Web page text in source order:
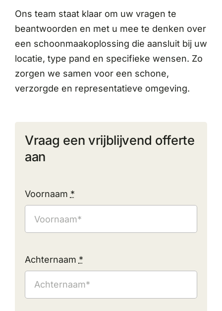
Ons team staat klaar om uw vragen te
beantwoorden en met u mee te denken over
een schoonmaakoplossing die aansluit bij uw
locatie, type pand en specifieke wensen. Zo
zorgen we samen voor een schone,
verzorgde en representatieve omgeving.
Vraag een vrijblijvend offerte
aan
Voornaam *
Achternaam *